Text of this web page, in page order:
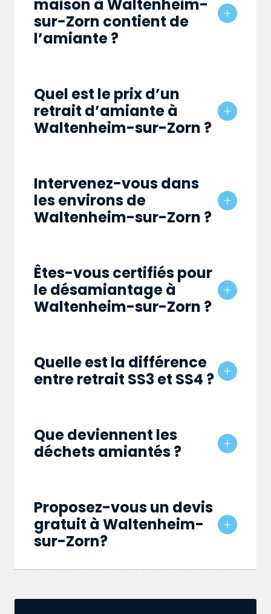
maison à Waltenheim-
sur-Zorn contient de
l’amiante ?
Quel est le prix d’un
retrait d’amiante à
Waltenheim-sur-Zorn ?
Intervenez-vous dans
les environs de
Waltenheim-sur-Zorn ?
Êtes-vous certifiés pour
le désamiantage à
Waltenheim-sur-Zorn ?
Quelle est la différence
entre retrait SS3 et SS4 ?
Que deviennent les
déchets amiantés ?
Proposez-vous un devis
gratuit à Waltenheim-
sur-Zorn?